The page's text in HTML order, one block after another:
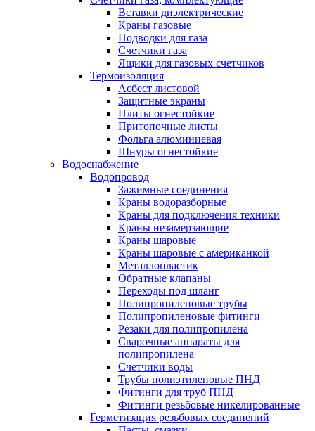
Вставки диэлектрические
Краны газовые
Подводки для газа
Счетчики газа
Ящики для газовых счетчиков
Термоизоляция
Асбест листовой
Защитные экраны
Плиты огнестойкие
Притопочные листы
Фольга алюминиевая
Шнуры огнестойкие
Водоснабжение
Водопровод
Зажимные соединения
Краны водоразборные
Краны для подключения техники
Краны незамерзающие
Краны шаровые
Краны шаровые с американкой
Металлопластик
Обратные клапаны
Переходы под шланг
Полипропиленовые трубы
Полипропиленовые фитинги
Резаки для полипропилена
Сварочные аппараты для
полипропилена
Счетчики воды
Трубы полиэтиленовые ПНД
Фитинги для труб ПНД
Фитинги резьбовые никелированные
Герметизация резьбовых соединений